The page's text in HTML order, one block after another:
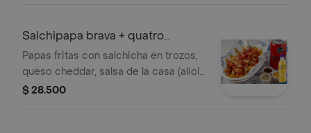
Salchipapa brava + quatro
original 400ml
Papas fritas con salchicha en trozos,
queso cheddar, salsa de la casa (alioli
de ajo y tocineta) y mermelada de
$ 28.500